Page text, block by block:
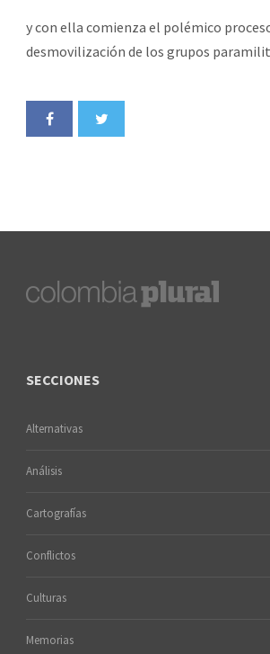
y con ella comienza el polémico
desmovilización de los grupos
SECCIONES
Alternativas
Análisis
Cartografías
Conflictos
Culturas
Memorias